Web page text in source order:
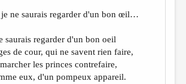
je ne saurais regarder d'un bon œil…
saurais regarder d'un bon oeil
de cour, qui ne savent rien faire,
les princes contrefaire,
eux, d'un pompeux appareil.